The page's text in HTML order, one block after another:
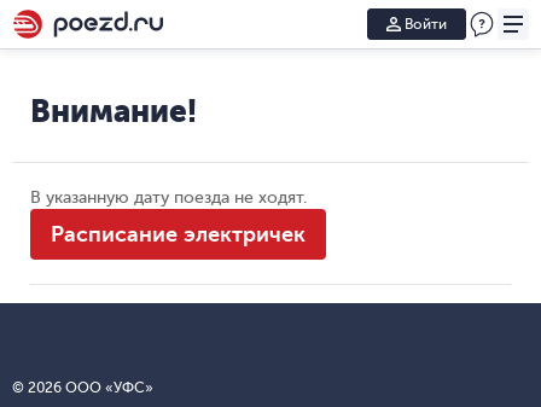
Войти
Внимание!
В указанную дату поезда не ходят.
Расписание электричек
© 2026 ООО «УФС»